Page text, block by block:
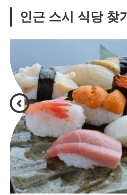
인근 스시 식당 찾기